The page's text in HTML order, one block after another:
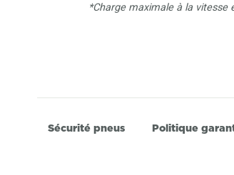
*Charge maximale à la
Sécurité pneus Politique